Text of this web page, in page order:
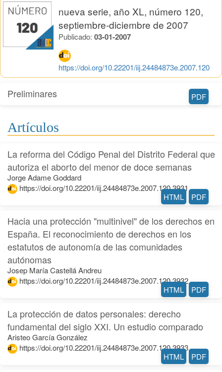
nueva serie, año XL, número 120,
septiembre-diciembre de 2007
Publicado: 03-01-2007
https://doi.org/10.22201/iij.24484873e.2007.120
Preliminares PDF
Artículos
La reforma del Código Penal del Distrito Federal que
autoriza el aborto del menor de doce semanas
Jorge Adame Goddard
https://doi.org/10.22201/iij.24484873e.2007.120.3931
PDF
HTML
Hacia una protección "multinivel" de los derechos en
España. El reconocimiento de derechos en los
estatutos de autonomía de las comunidades
autónomas
Josep María Castellá Andreu
https://doi.org/10.22201/iij.24484873e.2007.120.3932
PDF
HTML
La protección de datos personales: derecho
fundamental del siglo XXI. Un estudio comparado
Aristeo García González
https://doi.org/10.22201/iij.24484873e.2007.120.3933
PDF
HTML